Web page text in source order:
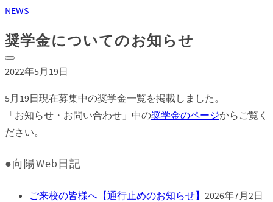
NEWS
奨学金についてのお知らせ
2022年5月19日
5月19日現在募集中の奨学金一覧を掲載しました。
「お知らせ・お問い合わせ」中の奨学金のページからご覧く
ださい。
●向陽Web日記
ご来校の皆様へ【通行止めのお知らせ】 2026年7月2日